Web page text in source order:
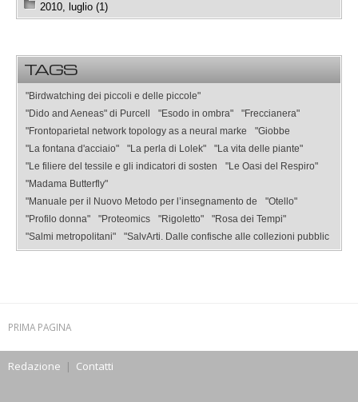
2010, luglio (1)
TAGS
"Birdwatching dei piccoli e delle piccole"
"Dido and Aeneas" di Purcell
"Esodo in ombra"
"Freccianera"
"Frontoparietal network topology as a neural marke
"Giobbe
"La fontana d'acciaio"
"La perla di Lolek"
"La vita delle piante"
"Le filiere del tessile e gli indicatori di sosten
"Le Oasi del Respiro"
"Madama Butterfly"
"Manuale per il Nuovo Metodo per l’insegnamento de
"Otello"
"Profilo donna"
"Proteomics "Rigoletto"
"Rosa dei Tempi"
"Salmi metropolitani"
"SalvArti. Dalle confische alle collezioni pubblic
PRIMA PAGINA
Redazione | Contatti